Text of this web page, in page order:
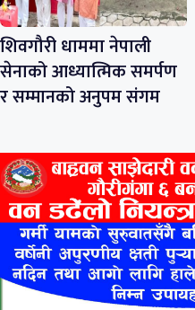
शिवगौरी धाममा नेपाली
सेनाको आध्यात्मिक समर्पण
र सम्मानको अनुपम संगम